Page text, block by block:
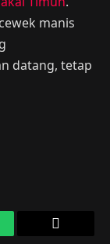
manis
datang, tetap